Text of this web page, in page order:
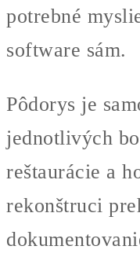
potrebné
software sám.
Pôdorys je
jednotlivých
reštaurácie a
rekonštruci